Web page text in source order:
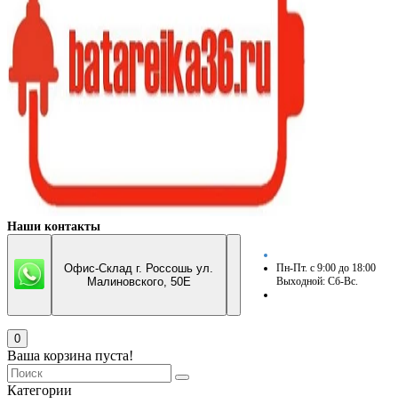
Наши контакты
Офис-Склад г. Россошь ул.
Малиновского, 50Е
Пн-Пт. с 9:00 до 18:00
Выходной: Сб-Вс.
0
Ваша корзина пуста!
Категории